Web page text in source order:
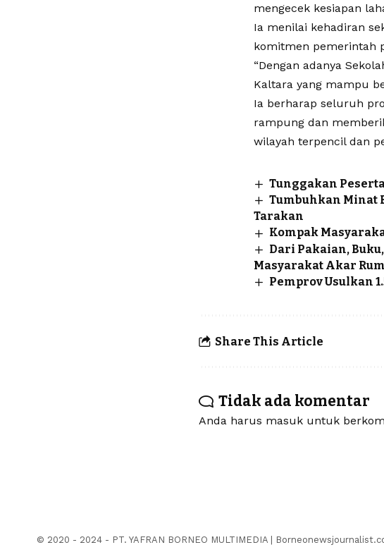
mengecek kesiapan
Ia menilai kehadiran
komitmen pemerintah
“Dengan adanya
Kaltara yang mampu
Ia berharap seluruh
rampung dan
wilayah terpencil dan
Tunggakan
Tumbuhkan Minat
Tarakan
Kompak
Dari Pakaian,
Masyarakat Akar
Pemprov Usulkan
Share This Article
Tidak ada komentar
Anda harus masuk untuk
© 2020 - 2024 - PT. YAFRAN BORNEO MULTIMEDIA |